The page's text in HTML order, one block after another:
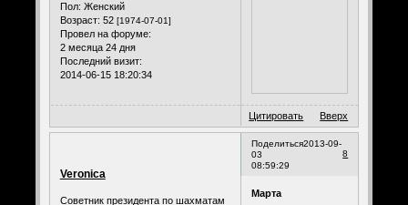
Пол: Женский
Возраст: 52 [1974-07-01]
Провел на форуме:
2 месяца 24 дня
Последний визит:
2014-06-15 18:20:34
Цитировать Вверх
Поделиться
8
2013-09-
03
08:59:29
Veronica
Советник президента по шахматам
Марта